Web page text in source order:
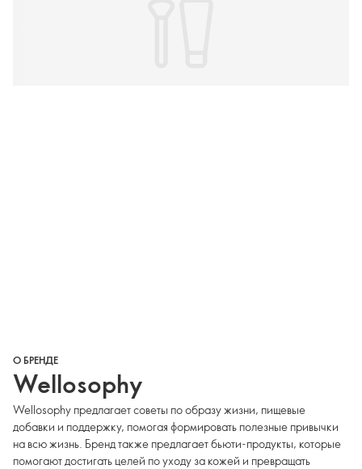
О БРЕНДЕ
Wellosophy
Wellosophy предлагает советы по образу жизни, пищевые
добавки и поддержку, помогая формировать полезные привычки
на всю жизнь. Бренд также предлагает бьюти-продукты, которые
помогают достигать целей по уходу за кожей и превращать